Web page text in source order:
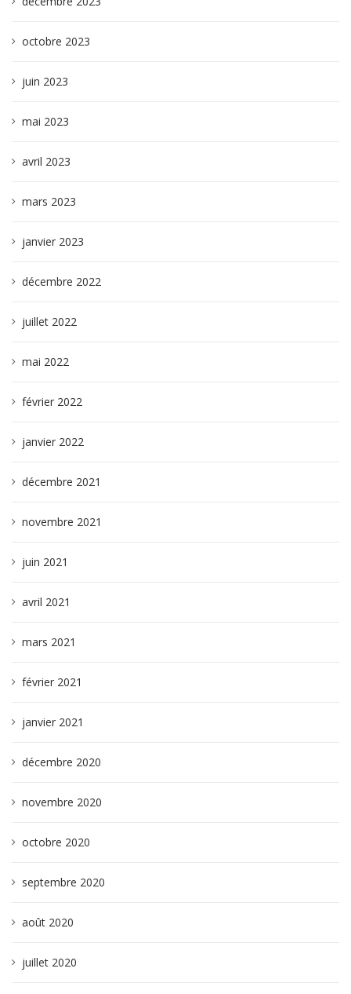
octobre 2023
juin 2023
mai 2023
avril 2023
mars 2023
janvier 2023
décembre 2022
juillet 2022
mai 2022
février 2022
janvier 2022
décembre 2021
novembre 2021
juin 2021
avril 2021
mars 2021
février 2021
janvier 2021
décembre 2020
novembre 2020
octobre 2020
septembre 2020
août 2020
juillet 2020